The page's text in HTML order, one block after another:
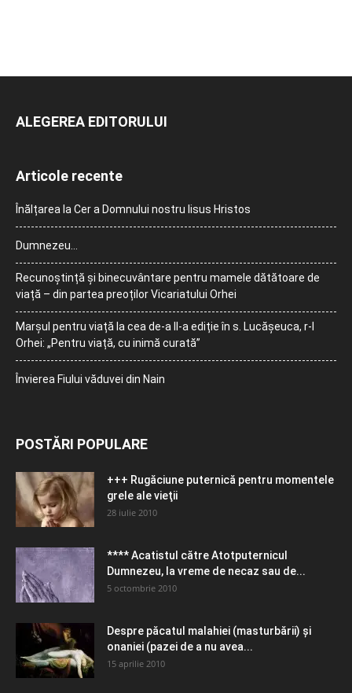
ALEGEREA EDITORULUI
Articole recente
Înălțarea la Cer a Domnului nostru Iisus Hristos
Dumnezeu…
Recunoștință și binecuvântare pentru mamele dătătoare de
viață – din partea preoților Vicariatului Orhei
Marșul pentru viață la cea de-a II-a ediție în s. Lucășeuca, r-l
Orhei: „Pentru viață, cu inimă curată”
Învierea Fiului văduvei din Nain
POSTĂRI POPULARE
+++ Rugăciune puternică pentru momentele
grele ale vieţii
28 iulie 2010
**** Acatistul către Atotputernicul
Dumnezeu, la vreme de necaz sau de...
5 octombrie 2010
Despre păcatul malahiei (masturbării) şi
onaniei (pazei de a nu avea...
15 aprilie 2010